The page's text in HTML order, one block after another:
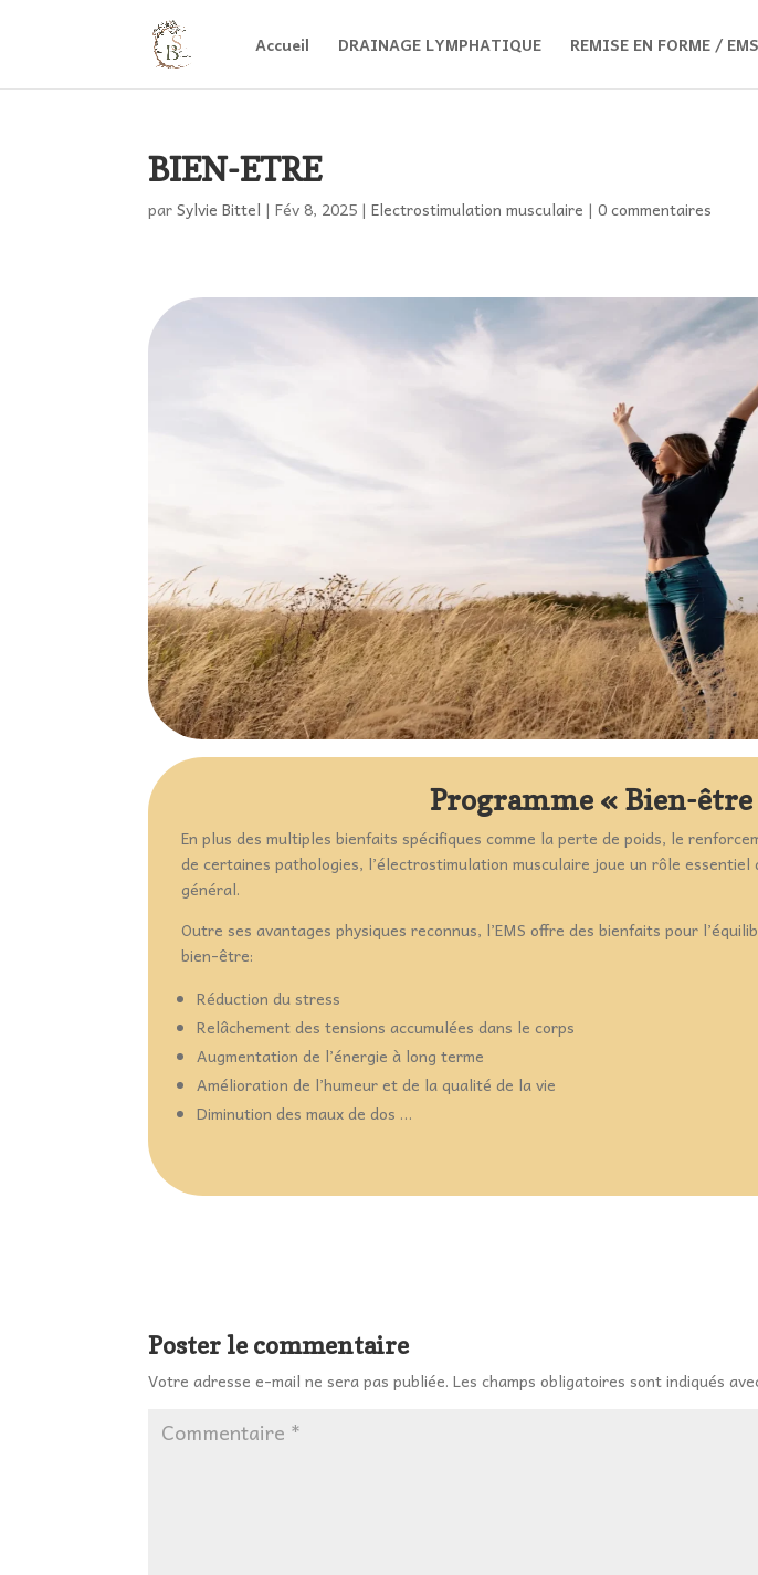
Accueil DRAINAGE LYMPHATIQUE REMISE EN FORME / EMS
BIEN-ETRE
parSylvie Bittel |Fév 8, 2025 |Electrostimulation musculaire |0 commentaires
Programme « Bien-être
En plus des multiples bienfaits spécifiques comme la perte de poids, le
de certaines pathologies, l’électrostimulation musculaire joue un rôle
général.
Outre ses avantages physiques reconnus, l’EMS offre des bienfaits pour
bien-être:
Réduction du stress
Relâchement des tensions accumulées dans le corps
Augmentation de l’énergie à long terme
Amélioration de l’humeur et de la qualité de la vie
Diminution des maux de dos …
Poster le commentaire
Votre adresse e-mail ne sera pas publiée. Les champs obligatoires sont indiqués